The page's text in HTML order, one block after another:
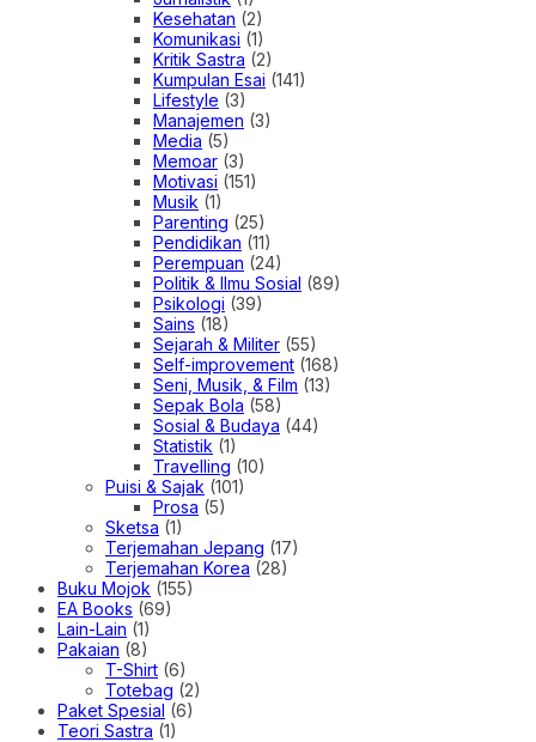
Kesehatan (2)
Komunikasi (1)
Kritik Sastra (2)
Kumpulan Esai (141)
Lifestyle (3)
Manajemen (3)
Media (5)
Memoar (3)
Motivasi (151)
Musik (1)
Parenting (25)
Pendidikan (11)
Perempuan (24)
Politik & Ilmu Sosial (89)
Psikologi (39)
Sains (18)
Sejarah & Militer (55)
Self-improvement (168)
Seni, Musik, & Film (13)
Sepak Bola (58)
Sosial & Budaya (44)
Statistik (1)
Travelling (10)
Puisi & Sajak (101)
Prosa (5)
Sketsa (1)
Terjemahan Jepang (17)
Terjemahan Korea (28)
Buku Mojok (155)
EA Books (69)
Lain-Lain (1)
Pakaian (8)
T-Shirt (6)
Totebag (2)
Paket Spesial (6)
Teori Sastra (1)